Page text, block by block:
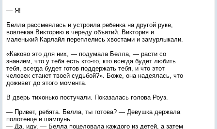
— Я!
Белла рассмеялась и устроила ребенка на другой руке,
вовлекая Викторию в череду объятий. Виктория и
маленький Карлайл переплелись хвостами и замурлыкали.
«Каково это для них, — подумала Белла, — расти со
знанием, что у тебя есть кто-то, кто всегда будет любить
тебя, всегда будет готов поддержать тебя, и что этот
человек станет твоей судьбой?». Боже, она надеялась, что
доживет до этого момента.
В дверь тихонько постучали. Показалась голова Роуз.
— Привет, ребята. Белла, ты готова? — Девушка держала
полотенце и шампунь.
— Да, иду. — Белла поцеловала каждого из детей, а затем